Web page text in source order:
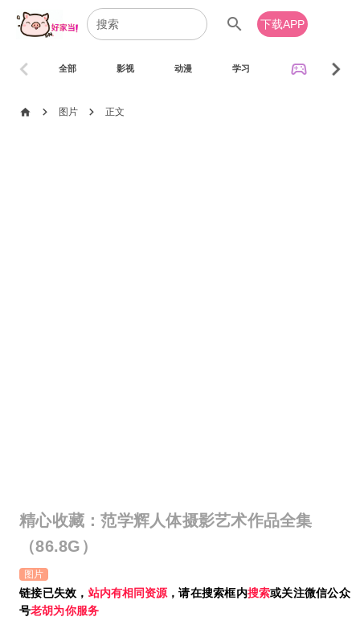
search 下载APP
全部 影视 动漫 学习 sports_esports
chevron_left chevron_right
home chevron_right 图片 chevron_right 正文
精心收藏：范学辉人体摄影艺术作品全集
（86.8G）
图片
链接已失效， 站内有相同资源 ，请在搜索框内搜索或关注微信公众
号老胡为你服务